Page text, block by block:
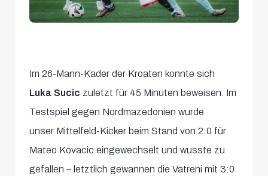
Im 26-Mann-Kader der Kroaten konnte sich
Luka Sucic zuletzt für 45 Minuten beweisen. Im
Testspiel gegen Nordmazedonien wurde
unser Mittelfeld-Kicker beim Stand von 2:0 für
Mateo Kovacic eingewechselt und wusste zu
gefallen – letztlich gewannen die Vatreni mit 3:0.